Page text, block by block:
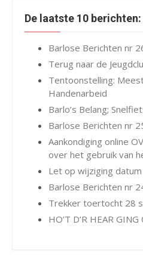
De laatste 10 berichten:
Barlose Berichten nr
Terug naar de
Tentoonstelling:
Handenarbeid
Barlo’s Belang;
Barlose Berichten nr
Aankondiging online
over het gebruik van
Let op wijziging
Barlose Berichten nr
Trekker toertocht 28
HO’T D’R HEAR